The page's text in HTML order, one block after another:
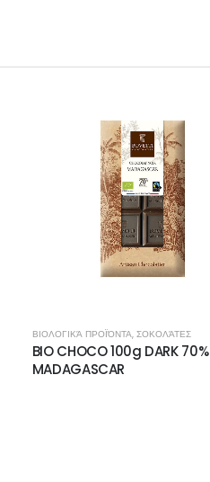
ΒΙΟΛΟΓΙΚΆ ΠΡΟΪΌΝΤΑ, ΣΟΚΟΛΆΤΕΣ
BIO CHOCO 100g DARK 70%
MADAGASCAR